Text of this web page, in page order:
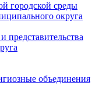
городской среды
округа
представительства
объединения